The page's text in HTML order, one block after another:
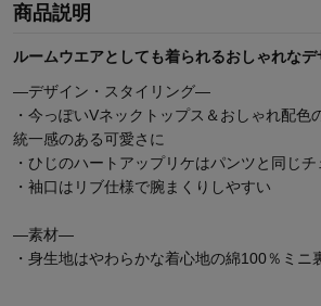
商品説明
ルームウエアとしても着られるおしゃれなデ
―デザイン・スタイリング―
・今っぽいVネックトップス＆おしゃれ配色
統一感のある可愛さに
・ひじのハートアップリケはパンツと同じチ
・袖口はリブ仕様で腕まくりしやすい
―素材―
・身生地はやわらかな着心地の綿100％ミニ